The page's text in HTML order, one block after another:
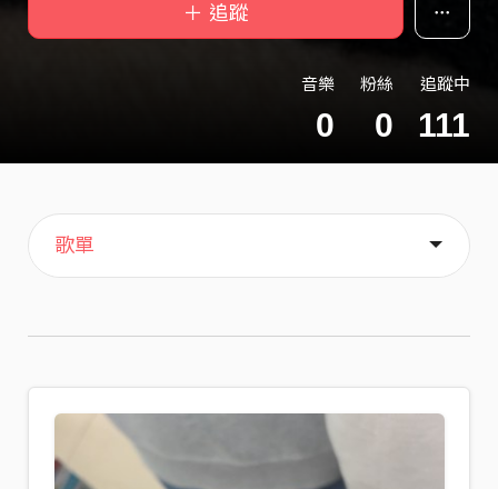
＋ 追蹤
音樂
0
粉絲
0
追蹤中
111
主頁
歌單
喜歡
關於